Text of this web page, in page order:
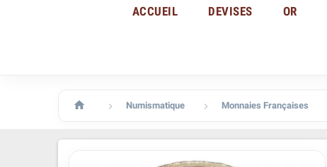
ACCUEIL DEVISES OR
  Numismatique  Monnaies Françaises